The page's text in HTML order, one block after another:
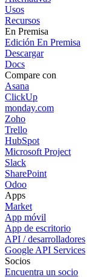
Usos
Recursos
En Premisa
Edición En Premisa
Descargar
Docs
Compare con
Asana
ClickUp
monday.com
Zoho
Trello
HubSpot
Microsoft Project
Slack
SharePoint
Odoo
Apps
Market
App móvil
App de escritorio
API / desarrolladores
Google API Services
Socios
Encuentra un socio